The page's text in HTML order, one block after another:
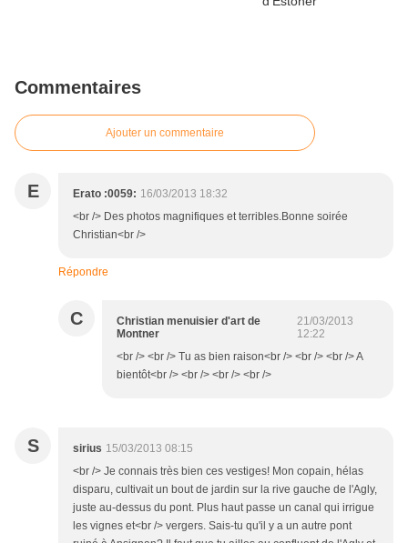
Commentaires
Ajouter un commentaire
E Erato :0059: 16/03/2013 18:32
<br /> Des photos magnifiques et terribles.Bonne soirée
Christian<br />
Répondre
C
Christian menuisier d'art de
Montner
21/03/2013
12:22
<br /> <br /> Tu as bien raison<br /> <br /> <br /> A
bientôt<br /> <br /> <br /> <br />
S sirius 15/03/2013 08:15
<br /> Je connais très bien ces vestiges! Mon copain, hélas
disparu, cultivait un bout de jardin sur la rive gauche de l'Agly,
juste au-dessus du pont. Plus haut passe un canal qui irrigue
les vignes et<br /> vergers. Sais-tu qu'il y a un autre pont